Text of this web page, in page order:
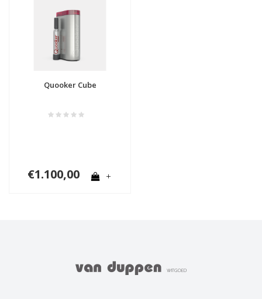
Quooker Cube
€1.100,00 +